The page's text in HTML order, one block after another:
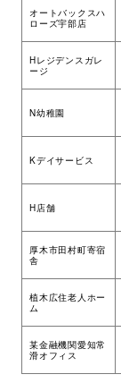
オートバックスハ
ローズ宇部店
Hレジデンスガレ
ージ
N幼稚園
Kデイサービス
H店舗
厚木市田村町寄宿
舎
植木広住老人ホー
ム
某金融機関愛知常
滑オフィス